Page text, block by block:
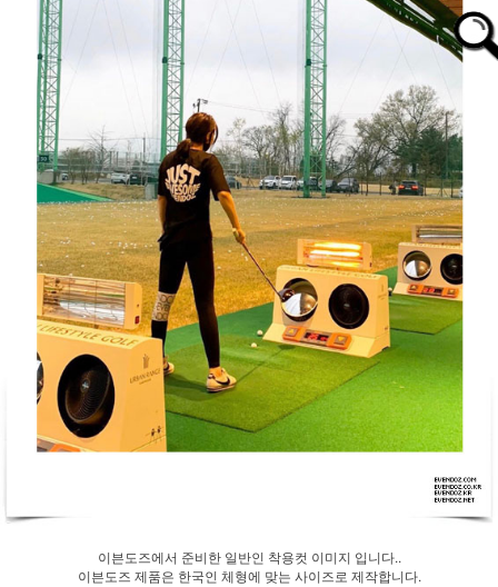
이븐도즈에서 준비한 일반인 착용컷 이미지 입니다..
이븐도즈 제품은 한국인 체형에 맞는 사이즈로 제작합니다.